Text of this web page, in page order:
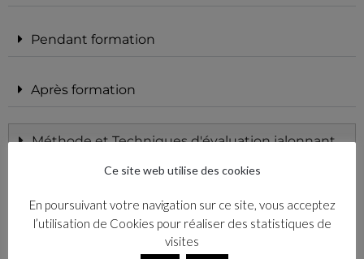
Pendant formation
Après formation
Méthode et Techniques d'évaluation jalonnant
Ce site web utilise des cookies
En poursuivant votre navigation sur ce site, vous acceptez
l’utilisation de Cookies pour réaliser des statistiques de
visites